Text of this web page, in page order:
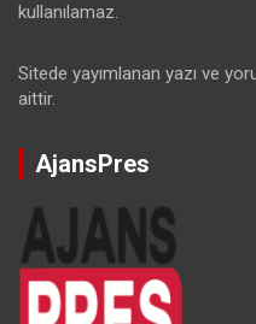
kullanılamaz.
Sitede yayımlanan yazı ve
aittir.
AjansPres